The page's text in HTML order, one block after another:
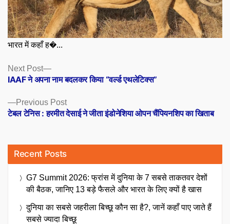
भारत में कहाँ ह�...
Posts
navigation
Previous PostPrevious
post:
टेबल टेनिस : हरमीत देसाई ने जीता इंडोनेशिया ओपन चैंपियनशिप का खिताब
Next Post
Next
post:
IAAF ने अपना नाम बदलकर किया “वर्ल्ड एथलेटिक्स”
Recent Posts
G7 Summit 2026: फ्रांस में दुनिया के 7 सबसे ताकतवर देशों
की बैठक, जानिए 13 बड़े फैसले और भारत के लिए क्यों है खास
दुनिया का सबसे जहरीला बिच्छू कौन सा है?, जानें कहाँ पाए जाते हैं
सबसे ज्यादा बिच्छू